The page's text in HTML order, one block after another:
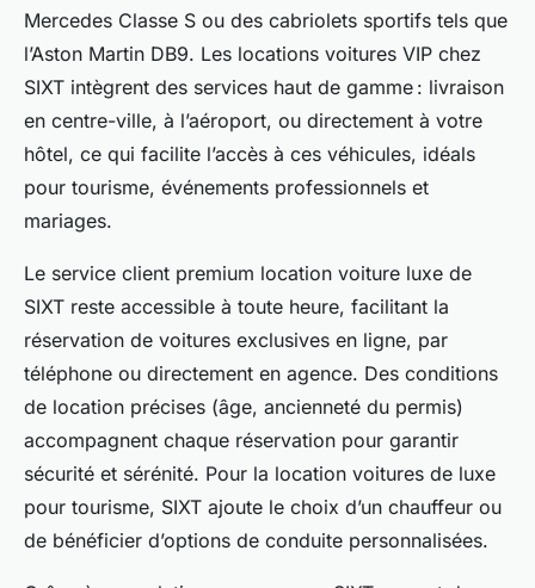
Mercedes Classe S ou des cabriolets sportifs tels que
l’Aston Martin DB9. Les locations voitures VIP chez
SIXT intègrent des services haut de gamme : livraison
en centre-ville, à l’aéroport, ou directement à votre
hôtel, ce qui facilite l’accès à ces véhicules, idéals
pour tourisme, événements professionnels et
mariages.
Le service client premium location voiture luxe de
SIXT reste accessible à toute heure, facilitant la
réservation de voitures exclusives en ligne, par
téléphone ou directement en agence. Des conditions
de location précises (âge, ancienneté du permis)
accompagnent chaque réservation pour garantir
sécurité et sérénité. Pour la location voitures de luxe
pour tourisme, SIXT ajoute le choix d’un chauffeur ou
de bénéficier d’options de conduite personnalisées.